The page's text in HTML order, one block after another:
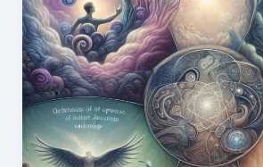
하
는
꿈,
창
의
적
인